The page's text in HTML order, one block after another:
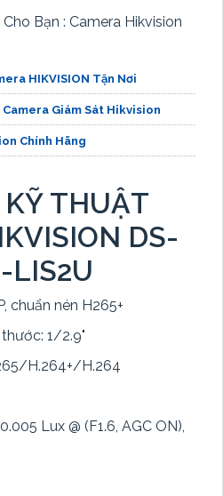
Bạn : Camera Hikvision
HIKVISION Tận Nơi
Giám Sát Hikvision
Chính Hãng
THUẬT
DS-
LIS2U
chuẩn nén H265+
thước: 1/2.9"
H.264+/H.264
Lux @ (F1.6, AGC ON),